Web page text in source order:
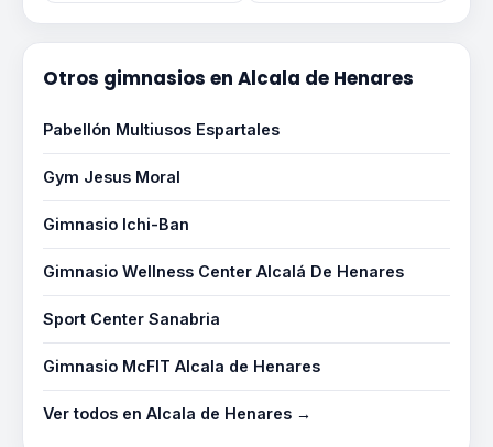
Otros gimnasios en Alcala de Henares
Pabellón Multiusos Espartales
Gym Jesus Moral
Gimnasio Ichi-Ban
Gimnasio Wellness Center Alcalá De Henares
Sport Center Sanabria
Gimnasio McFIT Alcala de Henares
Ver todos en Alcala de Henares →